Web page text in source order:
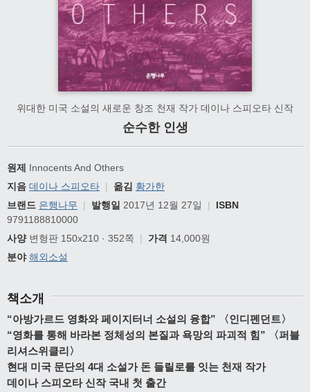
위대한 미국 소설의 새로운 창조 천재 작가 데이나 스피오타 신작
순수한 인생
원제 Innocents And Others
지음 데이나 스피오타 | 옮김 황가한
브랜드 은행나무 | 발행일 2017년 12월 27일 |
ISBN
9791188810000
사양변형판 150x210 · 352쪽 | 가격 14,000원
분야 해외소설
책소개
“아방가르드 영화와 페이지터너 소설의 융합” 〈인디펜던트〉
“영화를 통해 바라본 정체성의 본질과 욕망의 파괴적 힘” 〈퍼블
리셔스위클리〉
현대 미국 문단의 4대 소설가 돈 들릴로를 잇는 천재 작가
데이나 스피오타 신작 국내 첫 출간